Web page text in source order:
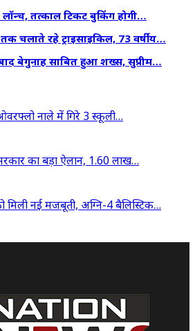
तत्काल टिकट बुकिंग होगी…
चलाते रहे ट्राइसाइकिल, 73 वर्षीय…
बेगुनाह साबित हुआ शख्स, सुप्रीम…
नाले में गिरे 3 स्कूली…
सरकार का बड़ा ऐलान, 1.60 लाख…
मिली नई मजबूती, अग्नि-4 बैलिस्टिक…